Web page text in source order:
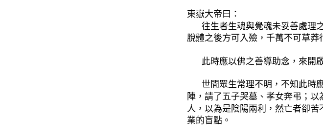
東嶽大帝曰：
往生者生魂與覺魂未妥善處理
脫體之後方可入殮，千萬不可草莽
此時應以佛之善導助念，來開
世間眾生常理不明，不知此時
陣，請了五子哭墓、孝女奔弔；
人，以為是陰陽兩利，然亡者卻
業的盲點。